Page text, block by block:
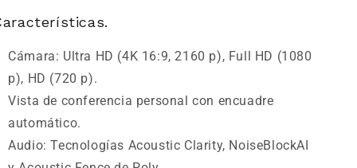
Cámara: Ultra HD (4K 16:9, 2160 p), Full HD (1080
p), HD (720 p).
Vista de conferencia personal con encuadre
automático.
Audio: Tecnologías Acoustic Clarity, NoiseBlockAI